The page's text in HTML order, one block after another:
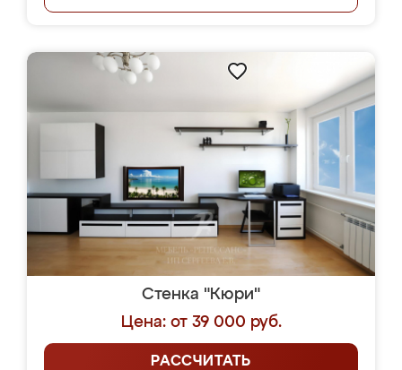
Стенка "Кюри"
Цена: от 39 000 руб.
РАССЧИТАТЬ